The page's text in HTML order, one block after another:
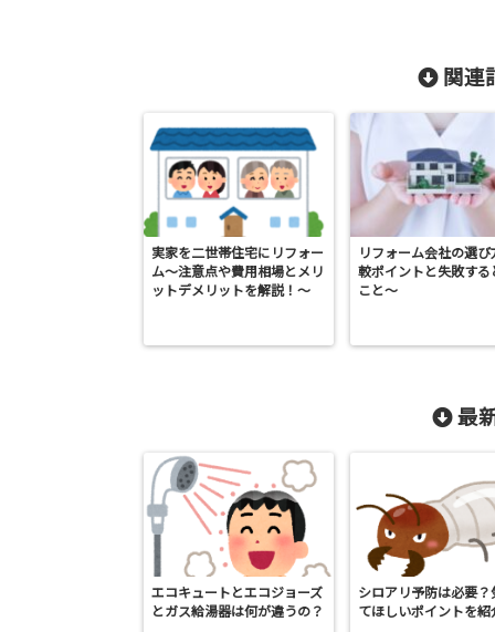
関連
実家を二世帯住宅にリフォー
ム～注意点や費用相場とメリ
ットデメリットを解説！～
リフォーム会社の選び
較ポイントと失敗する
こと～
最
エコキュートとエコジョーズ
とガス給湯器は何が違うの？
シロアリ予防は必要？
てほしいポイントを紹